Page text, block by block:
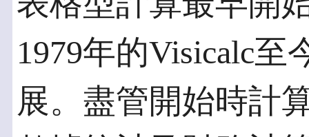
1979年的Visicalc
展。盡管開始時計